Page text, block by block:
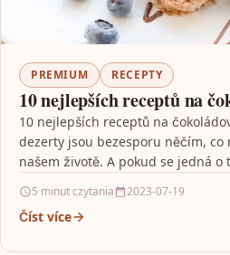
PREMIUM RECEPTY
10 nejlepších receptů na
10 nejlepších receptů na
dezerty jsou bezesporu něčím, co
našem životě. A pokud se jedná o
5 minut czytania 2023-07-19
Číst více